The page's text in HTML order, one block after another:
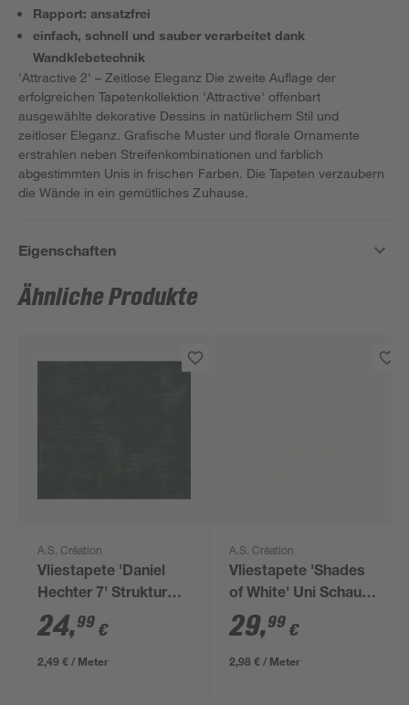
Rapport: ansatzfrei
einfach, schnell und sauber verarbeitet dank
Wandklebetechnik
'Attractive 2' – Zeitlose Eleganz Die zweite Auflage der
erfolgreichen Tapetenkollektion 'Attractive' offenbart
ausgewählte dekorative Dessins in natürlichem Stil und
zeitloser Eleganz. Grafische Muster und florale Ornamente
erstrahlen neben Streifenkombinationen und farblich
abgestimmten Unis in frischen Farben. Die Tapeten verzaubern
die Wände in ein gemütliches Zuhause.
Eigenschaften
Ähnliche Produkte
A.S. Création
Vliestapete 'Daniel
Hechter 7' Struktur
grün 10,05 x 0,53 m
24,99 €
2,49 € / Meter
A.S. Création
Vliestapete 'Shades
of White' Uni Schaum
weiß 0,53 x 10,05 m
29,99 €
2,98 € / Meter